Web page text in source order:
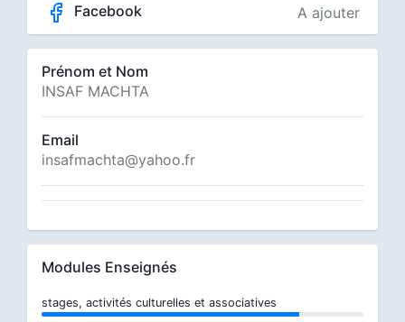
Facebook A ajouter
Prénom et Nom
INSAF MACHTA
Email
insafmachta@yahoo.fr
Modules Enseignés
stages, activités culturelles et associatives